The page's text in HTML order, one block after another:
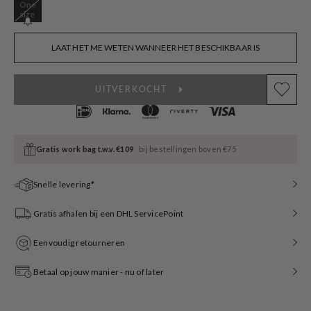
One
sizeVariant
sold
out
unavailableLAAT HET ME WETEN WANNEER HET BESCHIKBAAR IS
UITVERKOCHT
Gratis work bag t.w.v. €109 bij bestellingen boven €75
Snelle levering*
Gratis afhalen bij een DHL ServicePoint
Eenvoudig retourneren
Betaal op jouw manier - nu of later